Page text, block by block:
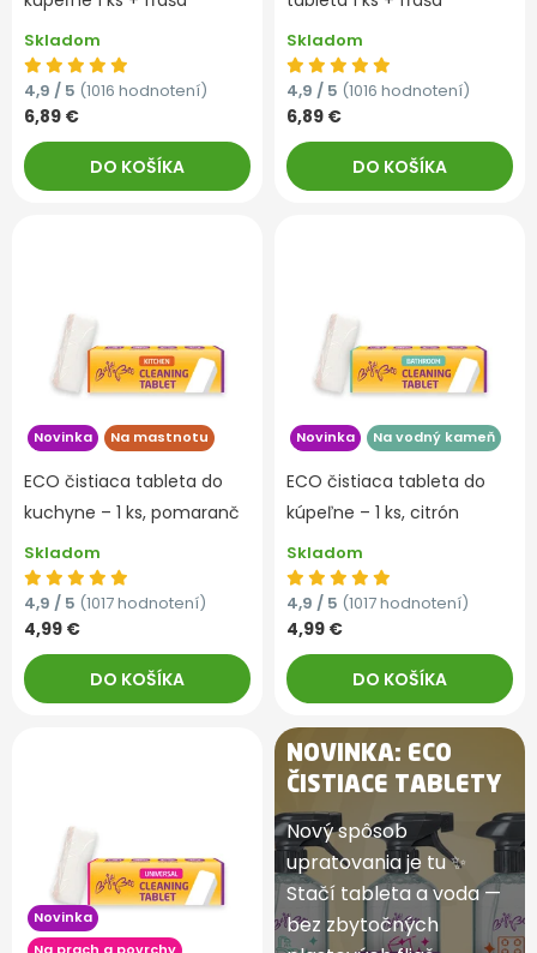
Skladom
4,9 / 5 (1016 hodnotení)
6,89 €
DO KOŠÍKA
Skladom
4,9 / 5 (1016 hodnotení)
6,89 €
DO KOŠÍKA
Novinka Na mastnotu
ECO čistiaca tableta do
kuchyne – 1 ks, pomaranč
Skladom
4,9 / 5 (1017 hodnotení)
4,99 €
DO KOŠÍKA
Novinka Na vodný kameň
ECO čistiaca tableta do
kúpeľne – 1 ks, citrón
Skladom
4,9 / 5 (1017 hodnotení)
4,99 €
DO KOŠÍKA
Novinka
NOVINKA: ECO
ČISTIACE TABLETY
Nový spôsob
upratovania je tu ✨
Stačí tableta a voda —
bez zbytočných